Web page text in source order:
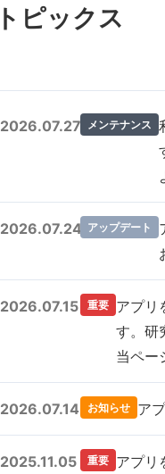
トピックス
2026.07.27 メンテナンス
2026.07.24 アップデート
2026.07.15 重要 アプリ
す。研
当ペー
2026.07.14 お知らせ ア
2025.11.05 重要 アプリ